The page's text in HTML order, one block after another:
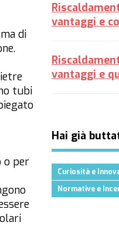
di
tubi
o per
vantaggi e
vantaggi e
Hai già
Curiosità e
Normative e